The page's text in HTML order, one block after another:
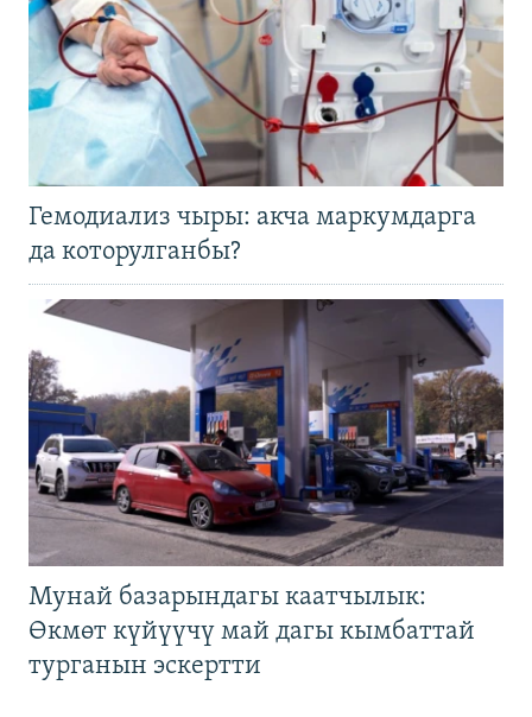
Гемодиализ чыры: акча маркумдарга
да которулганбы?
Мунай базарындагы каатчылык:
Өкмөт күйүүчү май дагы кымбаттай
турганын эскертти